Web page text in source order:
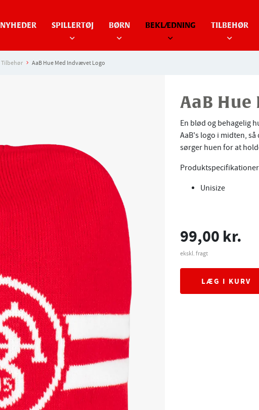
NYHEDER SPILLERTØJ BØRN BEKLÆDNING TILBEHØR
Tilbehør AaB Hue Med Indvævet Logo
AaB
En blød og behagelig
AaB's logo i midten,
sørger huen for at
Unisize
99,00 kr.
ekskl. fragt
LÆG I KURV